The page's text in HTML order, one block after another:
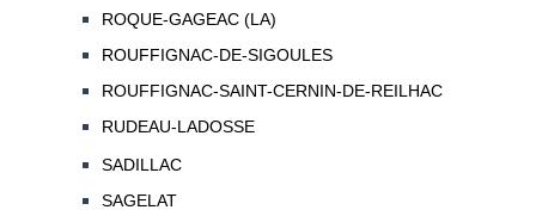
ROQUE-GAGEAC (LA)
ROUFFIGNAC-DE-SIGOULES
ROUFFIGNAC-SAINT-CERNIN-DE-REILHAC
RUDEAU-LADOSSE
SADILLAC
SAGELAT